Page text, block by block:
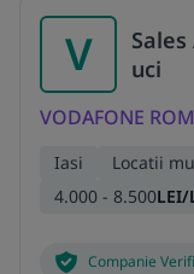
V
uci
VODAFONE
Iasi Locatii
4.000 - 8.500LEI/
Companie